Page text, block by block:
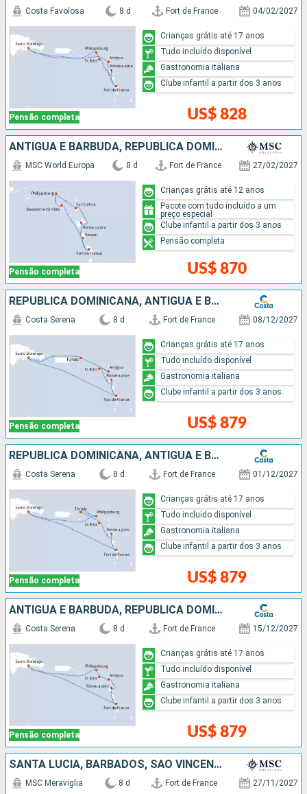
Pensão completa
Costa Favolosa 8 d Fort de France 04/02/2027
US$ 828
Crianças grátis até 17 anos
Tudo incluído disponível
Gastronomia italiana
Clube infantil a partir dos 3 anos
ANTIGUA E BARBUDA, REPUBLICA DOMINICANA
Pensão completa
MSC World Europa 8 d Fort de France 27/02/2027
US$ 870
Crianças grátis até 12 anos
Pacote com tudo incluído a um
preço especial
Clube infantil a partir dos 3 anos
Pensão completa
REPUBLICA DOMINICANA, ANTIGUA E BARBUDA
Pensão completa
Costa Serena 8 d Fort de France 08/12/2027
US$ 879
Crianças grátis até 17 anos
Tudo incluído disponível
Gastronomia italiana
Clube infantil a partir dos 3 anos
REPUBLICA DOMINICANA, ANTIGUA E BARBUDA
Pensão completa
Costa Serena 8 d Fort de France 01/12/2027
US$ 879
Crianças grátis até 17 anos
Tudo incluído disponível
Gastronomia italiana
Clube infantil a partir dos 3 anos
ANTIGUA E BARBUDA, REPUBLICA DOMINICANA
Pensão completa
Costa Serena 8 d Fort de France 15/12/2027
US$ 879
Crianças grátis até 17 anos
Tudo incluído disponível
Gastronomia italiana
Clube infantil a partir dos 3 anos
SANTA LUCIA, BARBADOS, SÃO VINCENTE E GRANADINAS, GRENADA
MSC Meraviglia 8 d Fort de France 27/11/2027